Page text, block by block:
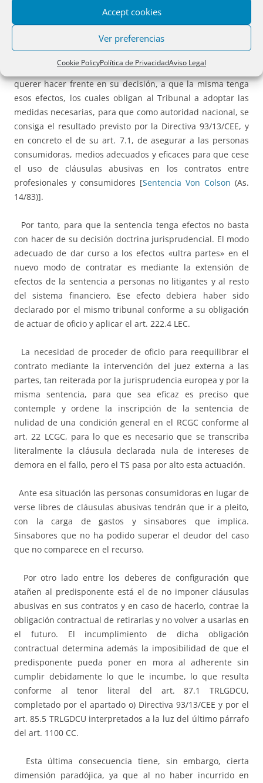
Accept cookies
Ver preferencias
Cookie PolicyPolítica de PrivacidadAviso Legal
Pero estamos en un contrato por adhesión con
condiciones generales de la contratación en el que la
sentencia de nulidad, incluso en acciones individuales, por
tienen efectos «ultra partes». La sentencia del TS parece no
querer hacer frente en su decisión, a que la misma tenga
esos efectos, los cuales obligan al Tribunal a adoptar las
medidas necesarias, para que como autoridad nacional, se
consiga el resultado previsto por la Directiva 93/13/CEE, y
en concreto el de su art. 7.1, de asegurar a las personas
consumidoras, medios adecuados y eficaces para que cese
el uso de cláusulas abusivas en los contratos entre
profesionales y consumidores [Sentencia Von Colson (As.
14/83)].
Por tanto, para que la sentencia tenga efectos no basta
con hacer de su decisión doctrina jurisprudencial. El modo
adecuado de dar curso a los efectos «ultra partes» en el
nuevo modo de contratar es mediante la extensión de
efectos de la sentencia a personas no litigantes y al resto
del sistema financiero. Ese efecto debiera haber sido
declarado por el mismo tribunal conforme a su obligación
de actuar de oficio y aplicar el art. 222.4 LEC.
La necesidad de proceder de oficio para reequilibrar el
contrato mediante la intervención del juez externa a las
partes, tan reiterada por la jurisprudencia europea y por la
misma sentencia, para que sea eficaz es preciso que
contemple y ordene la inscripción de la sentencia de
nulidad de una condición general en el RCGC conforme al
art. 22 LCGC, para lo que es necesario que se transcriba
literalmente la cláusula declarada nula de intereses de
demora en el fallo, pero el TS pasa por alto esta actuación.
Ante esa situación las personas consumidoras en lugar de
verse libres de cláusulas abusivas tendrán que ir a pleito,
con la carga de gastos y sinsabores que implica.
Sinsabores que no ha podido superar el deudor del caso
que no comparece en el recurso.
Por otro lado entre los deberes de configuración que
atañen al predisponente está el de no imponer cláusulas
abusivas en sus contratos y en caso de hacerlo, contrae la
obligación contractual de retirarlas y no volver a usarlas en
el futuro. El incumplimiento de dicha obligación
contractual determina además la imposibilidad de que el
predisponente pueda poner en mora al adherente sin
cumplir debidamente lo que le incumbe, lo que resulta
conforme al tenor literal del art. 87.1 TRLGDCU,
completado por el apartado o) Directiva 93/13/CEE y por el
art. 85.5 TRLGDCU interpretados a la luz del último párrafo
del art. 1100 CC.
Esta última consecuencia tiene, sin embargo, cierta
dimensión paradójica, ya que al no haber incurrido en